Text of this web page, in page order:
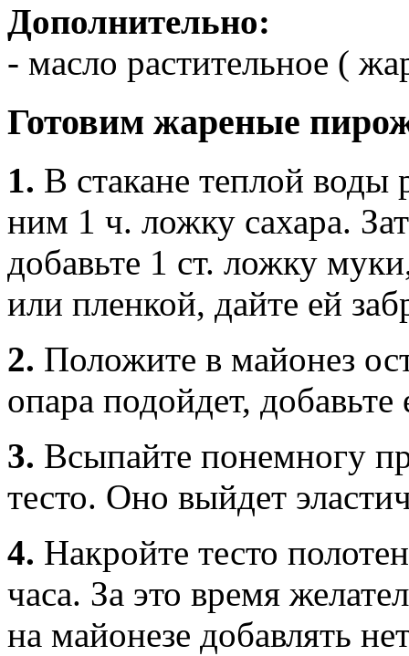
Дополнительно:
- масло растительное (
Готовим жареные
1. В стакане теплой воды
ним 1 ч. ложку сахара.
добавьте 1 ст. ложку
или пленкой, дайте ей
2. Положите в майонез
опара подойдет,
3. Всыпайте понемногу
тесто. Оно выйдет
4. Накройте тесто
часа. За это время
на майонезе добавлять